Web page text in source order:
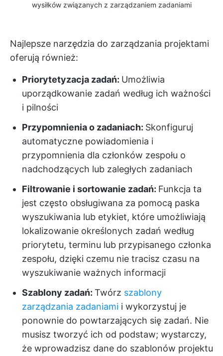
wysiłków związanych z zarządzaniem zadaniami
Najlepsze narzędzia do zarządzania projektami
oferują również:
Priorytetyzacja zadań: Umożliwia
uporządkowanie zadań według ich ważności
i pilności
Przypomnienia o zadaniach: Skonfiguruj
automatyczne powiadomienia i
przypomnienia dla członków zespołu o
nadchodzących lub zaległych zadaniach
Filtrowanie i sortowanie zadań: Funkcja ta
jest często obsługiwana za pomocą paska
wyszukiwania lub etykiet, które umożliwiają
lokalizowanie określonych zadań według
priorytetu, terminu lub przypisanego członka
zespołu, dzięki czemu nie tracisz czasu na
wyszukiwanie ważnych informacji
Szablony zadań: Twórz szablony
zarządzania zadaniami i wykorzystuj je
ponownie do powtarzających się zadań. Nie
musisz tworzyć ich od podstaw; wystarczy,
że wprowadzisz dane do szablonów projektu